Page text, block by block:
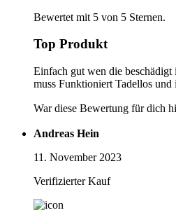
Bewertet mit 5 von 5 Sternen.
Top Produkt
Einfach gut wen die beschädigt
muss Funktioniert Tadellos
War diese Bewertung für dich
Andreas Hein
11. November 2023
Verifizierter Kauf